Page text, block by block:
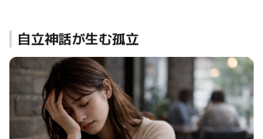
自立神話が生む孤立